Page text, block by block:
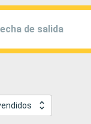
de salida